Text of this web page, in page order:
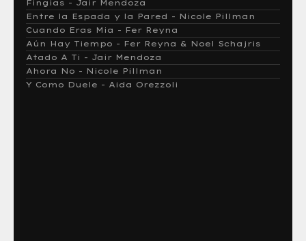
Fingias - Jair Mendoza
Entre la Espada y la Pared - Nicole Pillman
Cuando Eras Mia - Fer Reyna
Aún Hay Tiempo - Fer Reyna & Noel Schajris
Atado A Ti - Jair Mendoza
Ahora No - Nicole Pillman
Y Como Duele - Aida Orezzoli